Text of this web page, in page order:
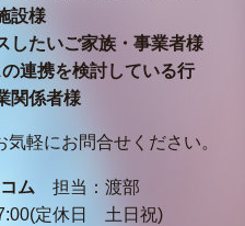
設様
したいご家族・事業者様
連携を検討している行
関係者様
軽にお問合せください。
ム 担当：渡部
定休日 土日祝)